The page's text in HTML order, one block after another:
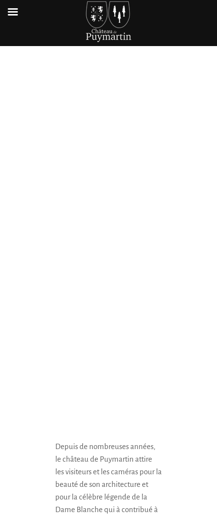
Depuis de nombreuses années,
le château de Puymartin attire
les visiteurs et les caméras pour la
beauté de son architecture et
pour la célèbre légende de la
Dame Blanche qui à contribué à